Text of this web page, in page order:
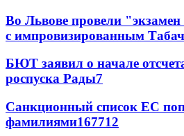
Во Львове провели "экзамен
с импровизированным
БЮТ заявил о начале
роспуска Рады7
Санкционный список ЕС
фамилиями167712